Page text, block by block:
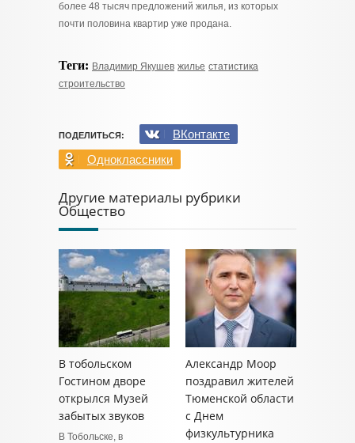
более 48 тысяч предложений жилья, из которых
почти половина квартир уже продана.
Теги: Владимир Якушев жилье статистика
строительство
ПОДЕЛИТЬСЯ:
ВКонтакте
Одноклассники
Другие материалы рубрики
Общество
В тобольском
Гостином дворе
открылся Музей
забытых звуков
В Тобольске, в
Александр Моор
поздравил жителей
Тюменской области
с Днем
физкультурника